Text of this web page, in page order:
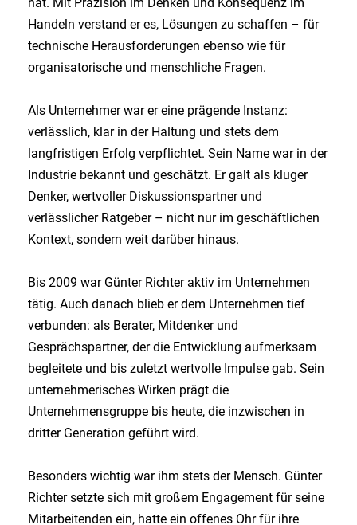
Handeln verstand er es, Lösungen zu schaffen – für
technische Herausforderungen ebenso wie für
organisatorische und menschliche Fragen.
Als Unternehmer war er eine prägende Instanz:
verlässlich, klar in der Haltung und stets dem
langfristigen Erfolg verpflichtet. Sein Name war in der
Industrie bekannt und geschätzt. Er galt als kluger
Denker, wertvoller Diskussionspartner und
verlässlicher Ratgeber – nicht nur im geschäftlichen
Kontext, sondern weit darüber hinaus.
Bis 2009 war Günter Richter aktiv im Unternehmen
tätig. Auch danach blieb er dem Unternehmen tief
verbunden: als Berater, Mitdenker und
Gesprächspartner, der die Entwicklung aufmerksam
begleitete und bis zuletzt wertvolle Impulse gab. Sein
unternehmerisches Wirken prägt die
Unternehmensgruppe bis heute, die inzwischen in
dritter Generation geführt wird.
Besonders wichtig war ihm stets der Mensch. Günter
Richter setzte sich mit großem Engagement für seine
Mitarbeitenden ein, hatte ein offenes Ohr für ihre